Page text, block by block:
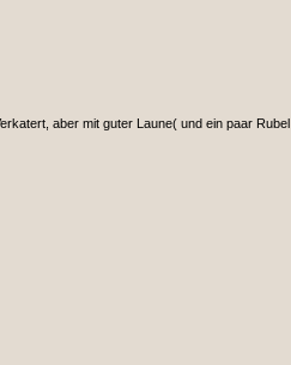
aber mit guter Laune( und ein paar Rubel